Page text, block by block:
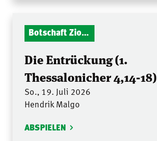
Botschaft Zionshalle
Die Entrückung (1.
Thessalonicher 4,14-18)
So., 19. Juli 2026
Hendrik Malgo
ABSPIELEN